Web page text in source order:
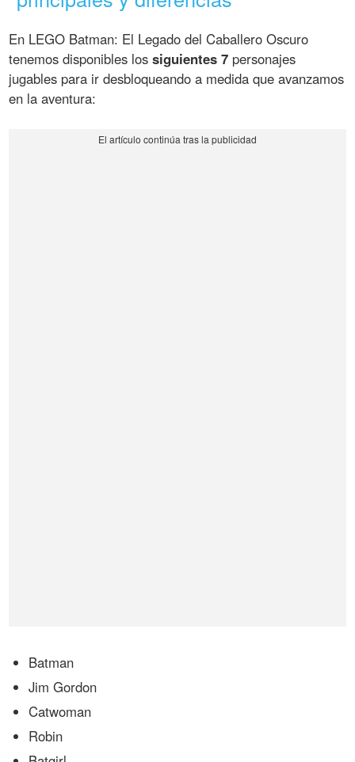
En LEGO Batman: El Legado del Caballero Oscuro
tenemos disponibles lossiguientes 7 personajes
jugables para ir desbloqueando a medida que avanzamos
en la aventura:
Batman
Jim Gordon
Catwoman
Robin